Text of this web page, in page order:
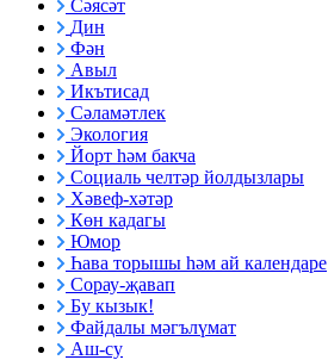
Сәясәт
Дин
Фән
Авыл
Икътисад
Сәламәтлек
Экология
Йорт һәм бакча
Социаль челтәр йолдызлары
Хәвеф-хәтәр
Көн кадагы
Юмор
Һава торышы һәм ай календаре
Сорау-җавап
Бу кызык!
Файдалы мәгълүмат
Аш-су